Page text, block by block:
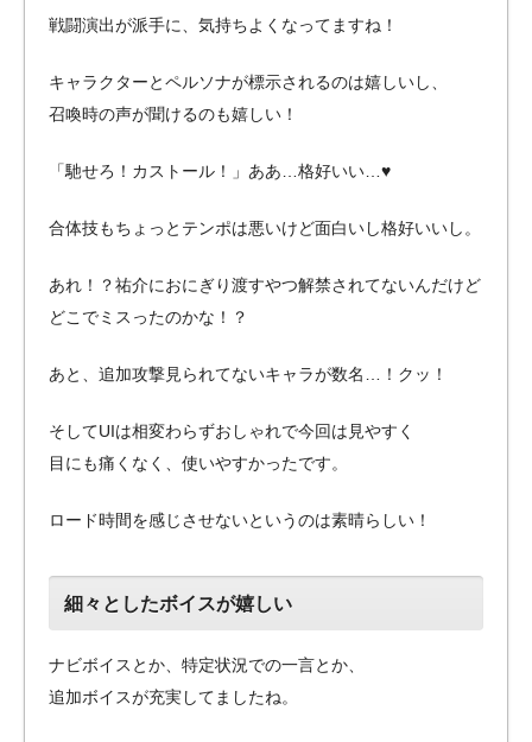
戦闘演出が派手に、気持ちよくなってますね！
キャラクターとペルソナが標示されるのは嬉しいし、
召喚時の声が聞けるのも嬉しい！
「馳せろ！カストール！」ああ…格好いい…♥
合体技もちょっとテンポは悪いけど面白いし格好いいし。
あれ！？祐介におにぎり渡すやつ解禁されてないんだけど
どこでミスったのかな！？
あと、追加攻撃見られてないキャラが数名…！クッ！
そしてUIは相変わらずおしゃれで今回は見やすく
目にも痛くなく、使いやすかったです。
ロード時間を感じさせないというのは素晴らしい！
細々としたボイスが嬉しい
ナビボイスとか、特定状況での一言とか、
追加ボイスが充実してましたね。